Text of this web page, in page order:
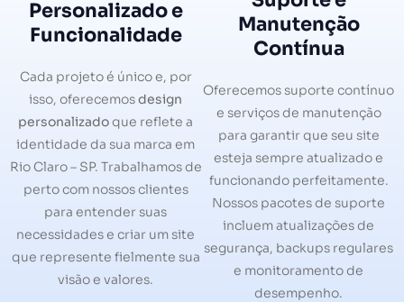
Personalizado e
Funcionalidade
Cada projeto é único e, por
isso, oferecemosdesign
personalizadoque reflete a
identidade da sua marca em
Rio Claro – SP. Trabalhamos de
perto com nossos clientes
para entender suas
necessidades e criar um site
que represente fielmente sua
visão e valores.
Manutenção
Contínua
Oferecemos suporte contínuo
e serviços de manutenção
para garantir que seu site
esteja sempre atualizado e
funcionando perfeitamente.
Nossos pacotes de suporte
incluem atualizações de
segurança, backups regulares
e monitoramento de
desempenho.